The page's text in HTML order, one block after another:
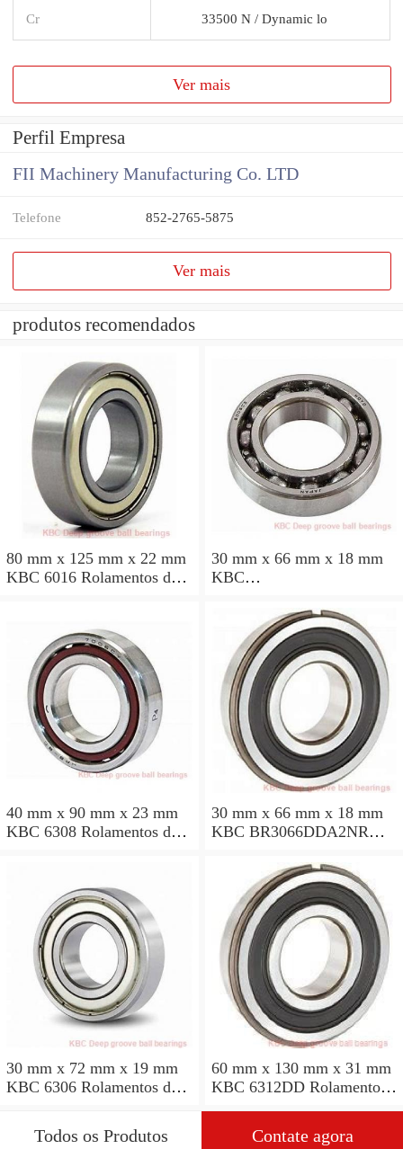
Cr 33500 N / Dynamic lo
Ver mais
Perfil Empresa
FII Machinery Manufacturing Co. LTD
Telefone 852-2765-5875
Ver mais
produtos recomendados
80 mm x 125 mm x 22 mm
KBC 6016 Rolamentos de
30 mm x 66 mm x 18 mm
KBC
X26G38 Rolamentos de
esferas profundas
40 mm x 90 mm x 23 mm
KBC 6308 Rolamentos de
30 mm x 66 mm x 18 mm
KBC BR3066DDA2NR
profundas
30 mm x 72 mm x 19 mm
KBC 6306 Rolamentos de
60 mm x 130 mm x 31 mm
KBC 6312DD Rolamentos
Todos os Produtos Contate agora